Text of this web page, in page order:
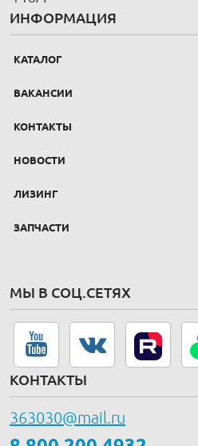
ИНФОРМАЦИЯ
КАТАЛОГ
ВАКАНСИИ
КОНТАКТЫ
НОВОСТИ
ЛИЗИНГ
ЗАПЧАСТИ
МЫ В СОЦ.СЕТЯХ
КОНТАКТЫ
363030@mail.ru